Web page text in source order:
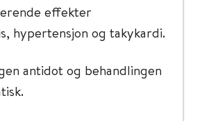
effekter
hypertensjon og takykardi.
antidot og behandlingen